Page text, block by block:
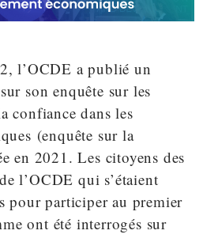
l’OCDE a publié un
son enquête sur les
confiance dans les
(enquête sur la
en 2021. Les citoyens des
l’OCDE qui s’étaient
pour participer au premier
ont été interrogés sur